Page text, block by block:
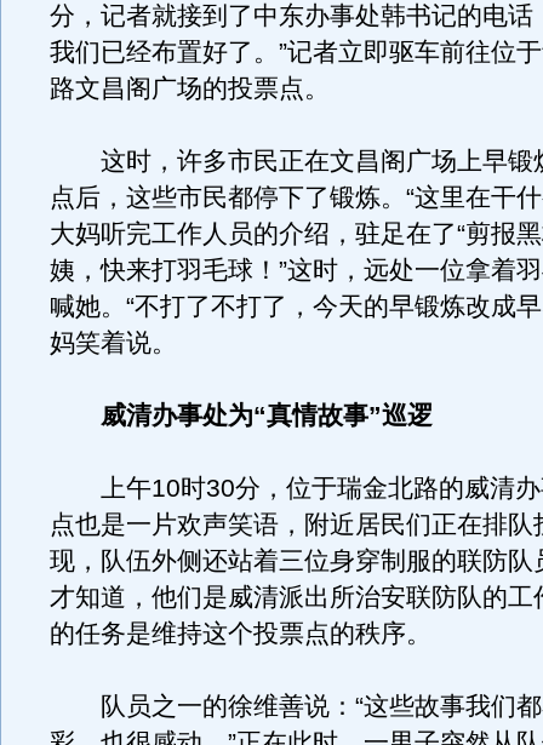
分，记者就接到了中东办事处韩书记的电话
我们已经布置好了。”记者立即驱车前往位
路文昌阁广场的投票点。
这时，许多市民正在文昌阁广场上早锻
点后，这些市民都停下了锻炼。“这里在干
大妈听完工作人员的介绍，驻足在了“剪报
姨，快来打羽毛球！”这时，远处一位拿着
喊她。“不打了不打了，今天的早锻炼改成
妈笑着说。
威清办事处为“真情故事”巡逻
上午10时30分，位于瑞金北路的威清办
点也是一片欢声笑语，附近居民们正在排队
现，队伍外侧还站着三位身穿制服的联防队
才知道，他们是威清派出所治安联防队的工
的任务是维持这个投票点的秩序。
队员之一的徐维善说：“这些故事我们都